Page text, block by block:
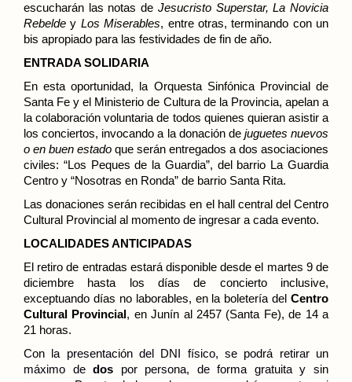
escucharán las notas de Jesucristo Superstar, La Novicia
Rebelde y Los Miserables, entre otras, terminando con un
bis apropiado para las festividades de fin de año.
ENTRADA SOLIDARIA
En esta oportunidad, la Orquesta Sinfónica Provincial de
Santa Fe y el Ministerio de Cultura de la Provincia, apelan a
la colaboración voluntaria de todos quienes quieran asistir a
los conciertos, invocando a la donación de juguetes nuevos
o en buen estado que serán entregados a dos asociaciones
civiles: “Los Peques de la Guardia”, del barrio La Guardia
Centro y “Nosotras en Ronda” de barrio Santa Rita.
Las donaciones serán recibidas en el hall central del Centro
Cultural Provincial al momento de ingresar a cada evento.
LOCALIDADES ANTICIPADAS
El retiro de entradas estará disponible desde el martes 9 de
diciembre
hasta los días de concierto inclusive,
exceptuando días no laborables, en la boletería del Centro
Cultural Provincial, en Junín al 2457 (Santa Fe), de 14 a
21 horas.
Con la presentación del DNI físico, se podrá retirar un
máximo de dos
por persona, de forma gratuita y sin